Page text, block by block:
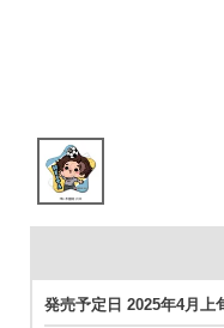
発売予定日 2025年4月上